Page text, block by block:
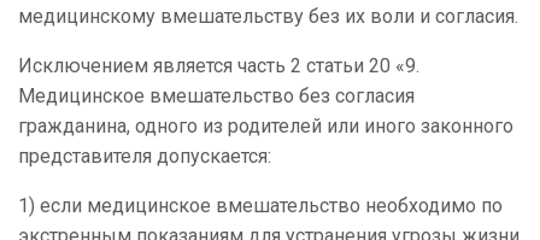
медицинскому вмешательству без их воли и согласия.
Исключением является часть 2 статьи 20 «9.
Медицинское вмешательство без согласия
гражданина, одного из родителей или иного законного
представителя допускается:
1) если медицинское вмешательство необходимо по